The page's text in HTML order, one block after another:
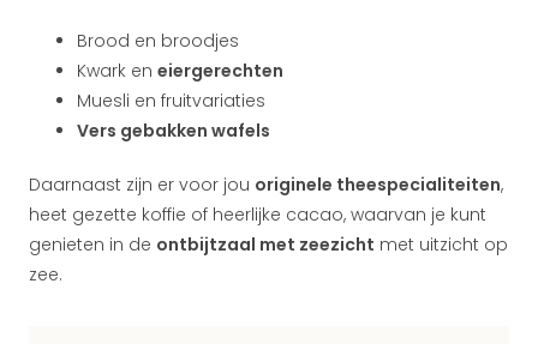
Brood en broodjes
Kwark en eiergerechten
Muesli en fruitvariaties
Vers gebakken wafels
Daarnaast zijn er voor jou originele theespecialiteiten,
heet gezette koffie of heerlijke cacao, waarvan je kunt
genieten in de ontbijtzaal met zeezicht met uitzicht op
zee.